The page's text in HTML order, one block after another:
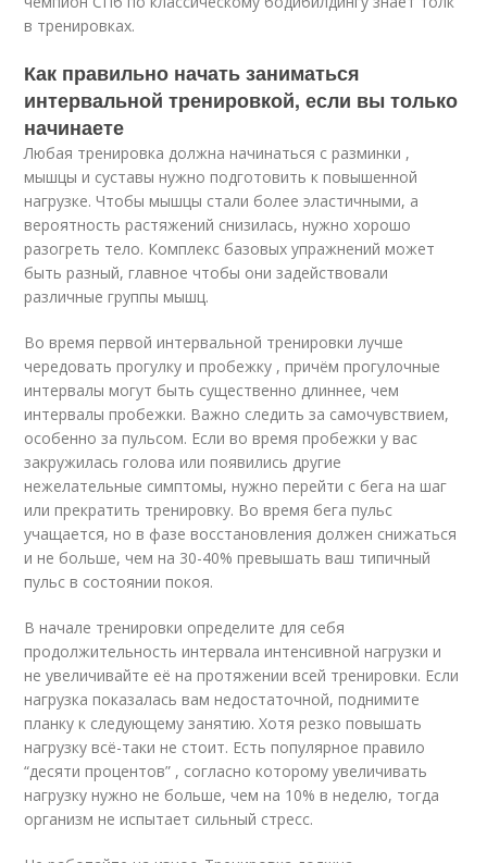
в тренировках.
Как правильно начать заниматься
интервальной тренировкой, если вы только
начинаете
Любая тренировка должна начинаться с разминки ,
мышцы и суставы нужно подготовить к повышенной
нагрузке. Чтобы мышцы стали более эластичными, а
вероятность растяжений снизилась, нужно хорошо
разогреть тело. Комплекс базовых упражнений может
быть разный, главное чтобы они задействовали
различные группы мышц.
Во время первой интервальной тренировки лучше
чередовать прогулку и пробежку , причём прогулочные
интервалы могут быть существенно длиннее, чем
интервалы пробежки. Важно следить за самочувствием,
особенно за пульсом. Если во время пробежки у вас
закружилась голова или появились другие
нежелательные симптомы, нужно перейти с бега на шаг
или прекратить тренировку. Во время бега пульс
учащается, но в фазе восстановления должен снижаться
и не больше, чем на 30-40% превышать ваш типичный
пульс в состоянии покоя.
В начале тренировки определите для себя
продолжительность интервала интенсивной нагрузки и
не увеличивайте её на протяжении всей тренировки. Если
нагрузка показалась вам недостаточной, поднимите
планку к следующему занятию. Хотя резко повышать
нагрузку всё-таки не стоит. Есть популярное правило
“десяти процентов” , согласно которому увеличивать
нагрузку нужно не больше, чем на 10% в неделю, тогда
организм не испытает сильный стресс.